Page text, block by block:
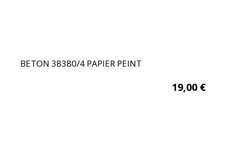
BETON 38380/4 PAPIER PEINT
19,00 €